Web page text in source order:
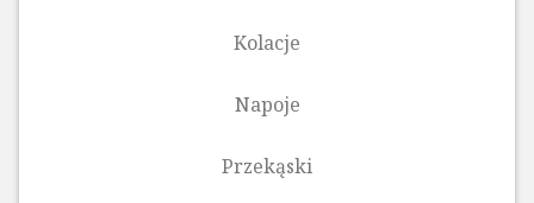
Kolacje
Napoje
Przekąski